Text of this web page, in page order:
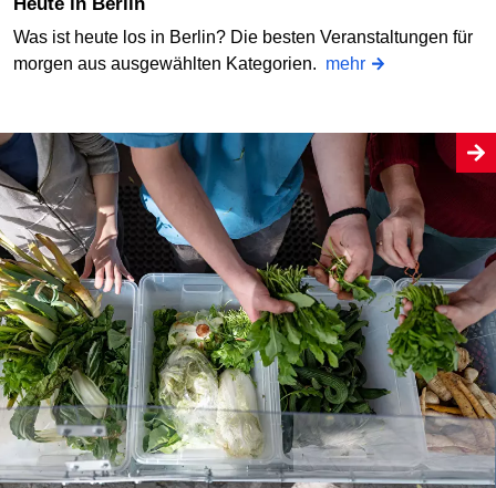
Was ist heute los in Berlin? Die besten Veranstaltungen für
morgen aus ausgewählten Kategorien. mehr